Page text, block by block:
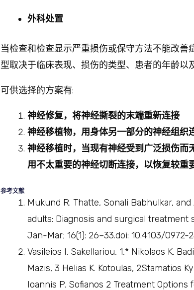
外科处置
当检查和检查显示严重损伤或保守方法不能改
型取决于临床表现、损伤的类型、患者的年龄以
可供选择的方案有:
神经修复，将神经撕裂的末端重新连接
神经移植物，用身体另一部分的神经组织
神经移植时，当现有神经受到广泛损伤
用不太重要的神经切断连接，以恢复较重
参考文献
Mukund R. Thatte, Sonali Babhulkar,
adults: Diagnosis and surgical treatment
Jan-Mar; 16(1): 26–33.doi: 10.4103/0972-
Vasileios I. Sakellariou, 1,* Nikolaos K.
Mazis, 3 Helias K. Kotoulas, 2Stamatios
Ioannis P. Sofianos 2 Treatment